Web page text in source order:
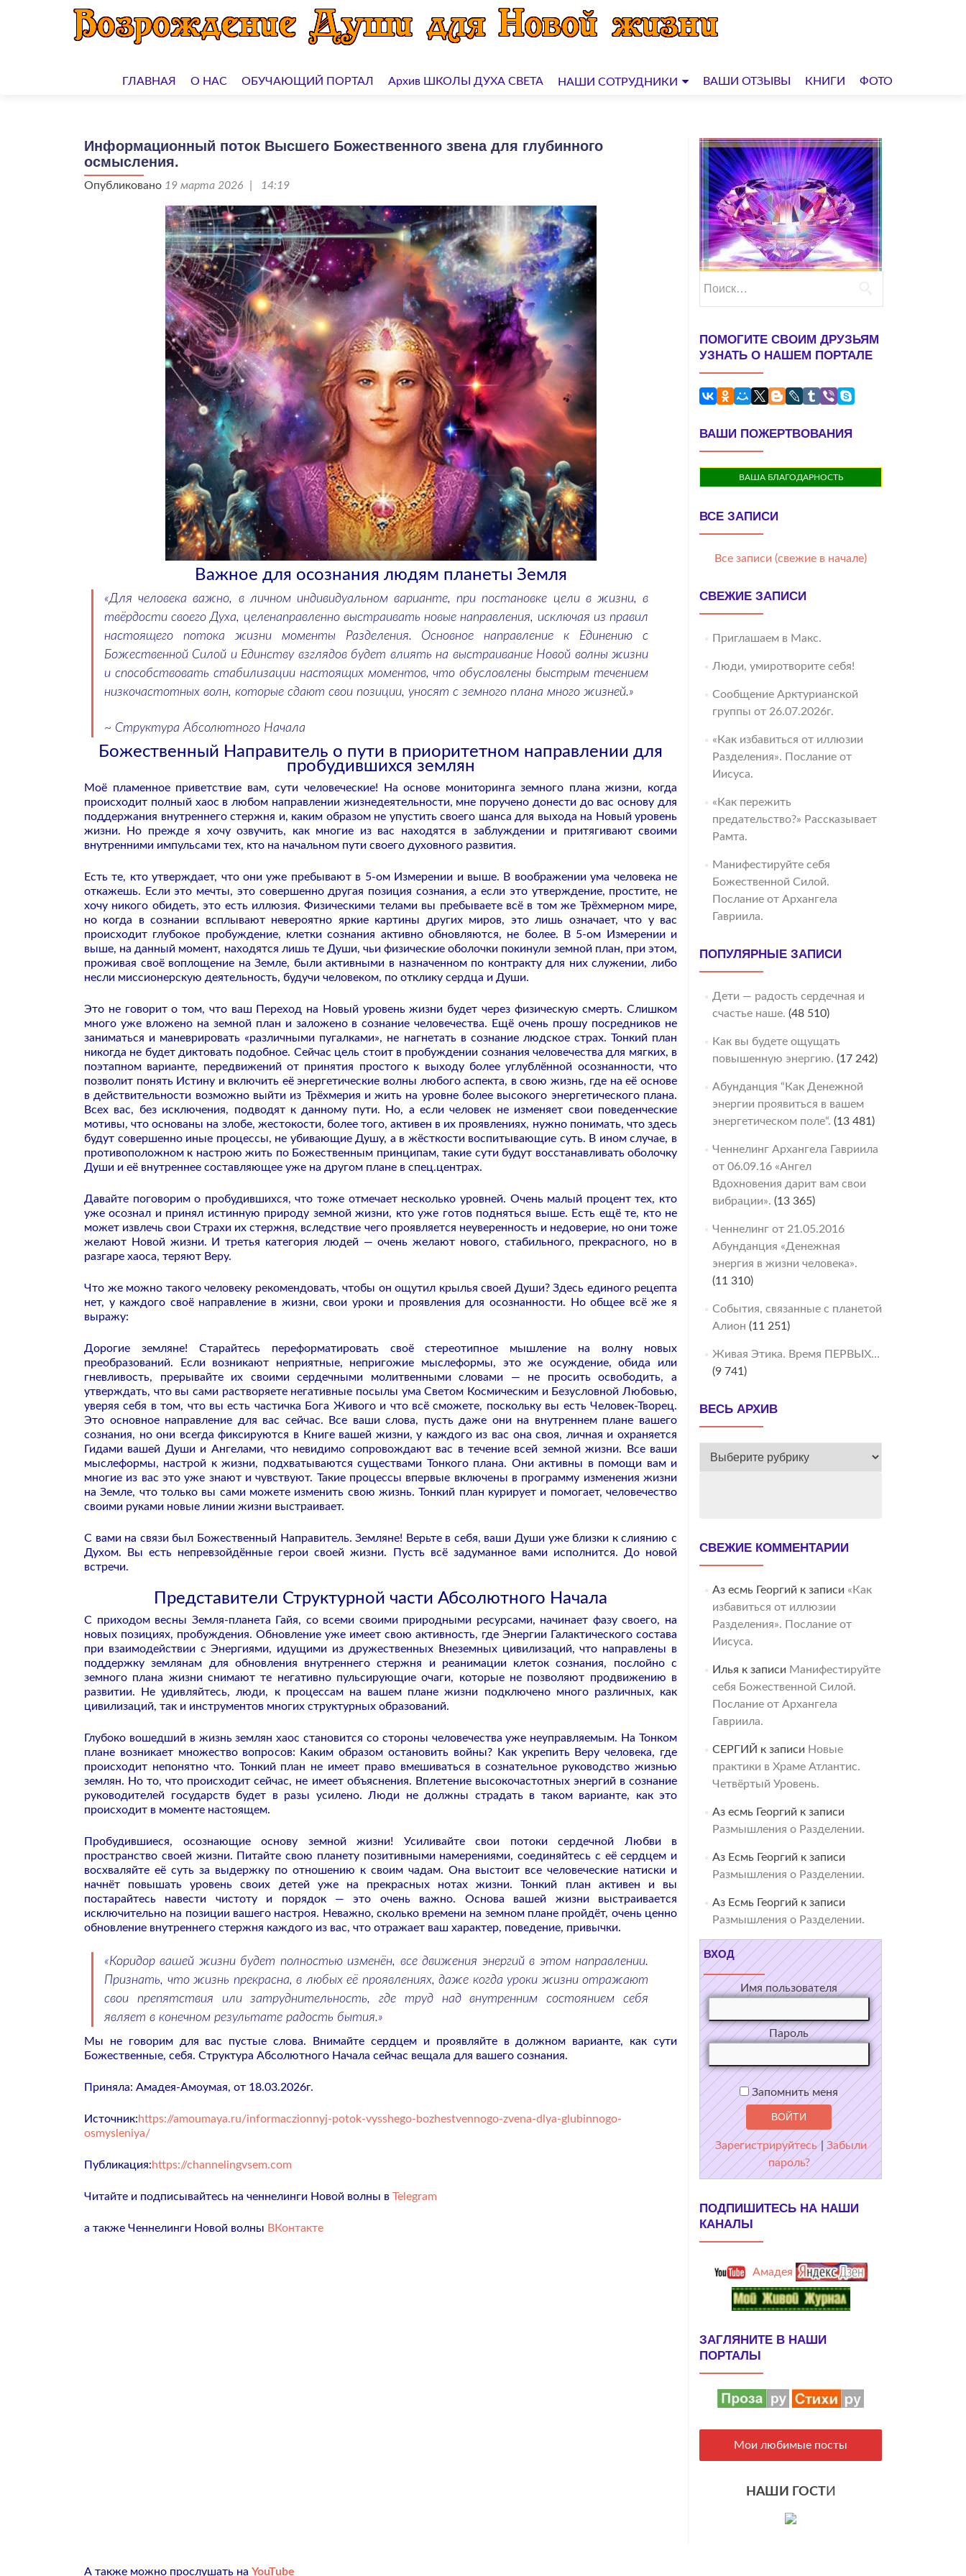
кГЛАВНАЯ О НАС ОБУЧАЮЩИЙ ПОРТАЛ Архив ШКОЛЫ ДУХА СВЕТА НАШИ СОТРУДНИКИ ВАШИ ОТЗЫВЫ КНИГИ ФОТО
Информационный поток Высшего Божественного звена для глубинного
осмысления.
Опубликовано 19 марта 2026 | 14:19
Важное для осознания людям планеты Земля
«Для человека важно, в личном индивидуальном варианте, при постановке цели в жизни, в
твёрдости своего Духа, целенаправленно выстраивать новые направления, исключая из правил
настоящего потока жизни моменты Разделения. Основное направление к Единению с
Божественной Силой и Единству взглядов будет влиять на выстраивание Новой волны жизни
и способствовать стабилизации настоящих моментов, что обусловлены быстрым течением
низкочастотных волн, которые сдают свои позиции, уносят с земного плана много жизней.»
~ Структура Абсолютного Начала
Божественный Направитель о пути в приоритетном направлении для
пробудившихся землян
Моё пламенное приветствие вам, сути человеческие! На основе мониторинга земного плана жизни, когда
происходит полный хаос в любом направлении жизнедеятельности, мне поручено донести до вас основу для
поддержания внутреннего стержня и, каким образом не упустить своего шанса для выхода на Новый уровень
жизни. Но прежде я хочу озвучить, как многие из вас находятся в заблуждении и притягивают своими
внутренними импульсами тех, кто на начальном пути своего духовного развития.
Есть те, кто утверждает, что они уже пребывают в 5-ом Измерении и выше. В воображении ума человека не
откажешь. Если это мечты, это совершенно другая позиция сознания, а если это утверждение, простите, не
хочу никого обидеть, это есть иллюзия. Физическими телами вы пребываете всё в том же Трёхмерном мире,
но когда в сознании всплывают невероятно яркие картины других миров, это лишь означает, что у вас
происходит глубокое пробуждение, клетки сознания активно обновляются, не более. В 5-ом Измерении и
выше, на данный момент, находятся лишь те Души, чьи физические оболочки покинули земной план, при этом,
проживая своё воплощение на Земле, были активными в назначенном по контракту для них служении, либо
несли миссионерскую деятельность, будучи человеком, по отклику сердца и Души.
Это не говорит о том, что ваш Переход на Новый уровень жизни будет через физическую смерть. Слишком
много уже вложено на земной план и заложено в сознание человечества. Ещё очень прошу посредников не
заниматься и маневрировать «различными пугалками», не нагнетать в сознание людское страх. Тонкий план
никогда не будет диктовать подобное. Сейчас цель стоит в пробуждении сознания человечества для мягких, в
поэтапном варианте, передвижений от принятия простого к выходу более углублённой осознанности, что
позволит понять Истину и включить её энергетические волны любого аспекта, в свою жизнь, где на её основе
в действительности возможно выйти из Трёхмерия и жить на уровне более высокого энергетического плана.
Всех вас, без исключения, подводят к данному пути. Но, а если человек не изменяет свои поведенческие
мотивы, что основаны на злобе, жестокости, более того, активен в их проявлениях, нужно понимать, что здесь
будут совершенно иные процессы, не убивающие Душу, а в жёсткости воспитывающие суть. В ином случае, в
противоположном к настрою жить по Божественным принципам, такие сути будут восстанавливать оболочку
Души и её внутреннее составляющее уже на другом плане в спец.центрах.
Давайте поговорим о пробудившихся, что тоже отмечает несколько уровней. Очень малый процент тех, кто
уже осознал и принял истинную природу земной жизни, кто уже готов подняться выше. Есть ещё те, кто не
может извлечь свои Страхи их стержня, вследствие чего проявляется неуверенность и недоверие, но они тоже
желают Новой жизни. И третья категория людей — очень желают нового, стабильного, прекрасного, но в
разгаре хаоса, теряют Веру.
Что же можно такого человеку рекомендовать, чтобы он ощутил крылья своей Души? Здесь единого рецепта
нет, у каждого своё направление в жизни, свои уроки и проявления для осознанности. Но общее всё же я
выражу:
Дорогие земляне! Старайтесь переформатировать своё стереотипное мышление на волну новых
преобразований. Если возникают неприятные, непригожие мыслеформы, это же осуждение, обида или
гневливость, прерывайте их своими сердечными молитвенными словами — не просить освободить, а
утверждать, что вы сами растворяете негативные посылы ума Светом Космическим и Безусловной Любовью,
уверяя себя в том, что вы есть частичка Бога Живого и что всё сможете, поскольку вы есть Человек-Творец.
Это основное направление для вас сейчас. Все ваши слова, пусть даже они на внутреннем плане вашего
сознания, но они всегда фиксируются в Книге вашей жизни, у каждого из вас она своя, личная и охраняется
Гидами вашей Души и Ангелами, что невидимо сопровождают вас в течение всей земной жизни.
Все ваши
мыслеформы, настрой к жизни, подхватываются существами Тонкого плана. Они активны в помощи вам и
многие из вас это уже знают и чувствуют. Такие процессы впервые включены в программу изменения жизни
на Земле, что только вы сами можете изменить свою жизнь. Тонкий план курирует и помогает, человечество
своими руками новые линии жизни выстраивает.
С вами на связи был Божественный Направитель. Земляне! Верьте в себя, ваши Души уже близки к слиянию с
Духом. Вы есть непревзойдённые герои своей жизни. Пусть всё задуманное вами исполнится. До новой
встречи.
Представители Структурной части Абсолютного Начала
С приходом весны Земля-планета Гайя, со всеми своими природными ресурсами, начинает фазу своего, на
новых позициях, пробуждения. Обновление уже имеет свою активность, где Энергии Галактического состава
при взаимодействии с Энергиями, идущими из дружественных Внеземных цивилизаций, что направлены в
поддержку землянам для обновления внутреннего стержня и реанимации клеток сознания, послойно с
земного плана жизни снимают те негативно пульсирующие очаги, которые не позволяют продвижению в
развитии. Не удивляйтесь, люди, к процессам на вашем плане жизни подключено много различных, как
цивилизаций, так и инструментов многих структурных образований.
Глубоко вошедший в жизнь землян хаос становится со стороны человечества уже неуправляемым. На Тонком
плане возникает множество вопросов: Каким образом остановить войны? Как укрепить Веру человека, где
происходит непонятно что. Тонкий план не имеет право вмешиваться в сознательное руководство жизнью
землян. Но то, что происходит сейчас, не имеет объяснения. Вплетение высокочастотных энергий в сознание
руководителей государств будет в разы усилено. Люди не должны страдать в таком варианте, как это
происходит в моменте настоящем.
Пробудившиеся, осознающие основу земной жизни! Усиливайте свои потоки сердечной Любви в
пространство своей жизни. Питайте свою планету позитивными намерениями, соединяйтесь с её сердцем и
восхваляйте её суть за выдержку по отношению к своим чадам. Она выстоит все человеческие натиски и
начнёт повышать уровень своих детей уже на прекрасных нотах жизни. Тонкий план активен и вы
постарайтесь навести чистоту и порядок — это очень важно. Основа вашей жизни выстраивается
исключительно на позиции вашего настроя. Неважно, сколько времени на земном плане пройдёт, очень ценно
обновление внутреннего стержня каждого из вас, что отражает ваш характер, поведение, привычки.
«Коридор вашей жизни будет полностью изменён, все движения энергий в этом направлении.
Признать, что жизнь прекрасна, в любых её проявлениях, даже когда уроки жизни отражают
свои препятствия или затруднительность, где труд над внутренним состоянием себя
являет в конечном результате радость бытия.»
Мы не говорим для вас пустые слова. Внимайте сердцем и проявляйте в должном варианте, как сути
Божественные, себя. Структура Абсолютного Начала сейчас вещала для вашего сознания.
Приняла: Амадея-Амоумая, от 18.03.2026г.
Источник:https://amoumaya.ru/informaczionnyj-potok-vysshego-bozhestvennogo-zvena-dlya-glubinnogo-
osmysleniya/
Публикация:https://channelingvsem.com
Читайте и подписывайтесь на ченнелинги Новой волны в Telegram
а также Ченнелинги Новой волны ВКонтакте
А также можно прослушать на YouTube
ПОМОГИТЕ СВОИМ ДРУЗЬЯМ
УЗНАТЬ О НАШЕМ ПОРТАЛЕ
ВАШИ ПОЖЕРТВОВАНИЯ
ВАША БЛАГОДАРНОСТЬ
ВСЕ ЗАПИСИ
Все записи (свежие в начале)
СВЕЖИЕ ЗАПИСИ
Приглашаем в Макс.
Люди, умиротворите себя!
Сообщение Арктурианской
группы от 26.07.2026г.
«Как избавиться от иллюзии
Разделения». Послание от
Иисуса.
«Как пережить
предательство?» Рассказывает
Рамта.
Манифестируйте себя
Божественной Силой.
Послание от Архангела
Гавриила.
ПОПУЛЯРНЫЕ ЗАПИСИ
Дети — радость сердечная и
счастье наше. (48 510)
Как вы будете ощущать
повышенную энергию. (17 242)
Абунданция “Как Денежной
энергии проявиться в вашем
энергетическом поле“. (13 481)
Ченнелинг Архангела Гавриила
от 06.09.16 «Ангел
Вдохновения дарит вам свои
вибрации». (13 365)
Ченнелинг от 21.05.2016
Абунданция «Денежная
энергия в жизни человека».
(11 310)
События, связанные с планетой
Алион (11 251)
Живая Этика. Время ПЕРВЫХ…
(9 741)
ВЕСЬ АРХИВ
ВЕСЬ
СВЕЖИЕ КОММЕНТАРИИ
Аз есмь Георгий к записи «Как
избавиться от иллюзии
Разделения». Послание от
Иисуса.
Илья к записи Манифестируйте
себя Божественной Силой.
Послание от Архангела
Гавриила.
СЕРГИЙ к записи Новые
практики в Храме Атлантис.
Четвёртый Уровень.
Аз есмь Георгий к записи
Размышления о Разделении.
Аз Есмь Георгий к записи
Размышления о Разделении.
Аз Есмь Георгий к записи
Размышления о Разделении.
ВХОД
Имя пользователя
Пароль
Запомнить меня
Зарегистрируйтесь | Забыли
пароль?
ПОДПИШИТЕСЬ НА НАШИ
КАНАЛЫ
Амадея
ЗАГЛЯНИТЕ В НАШИ
ПОРТАЛЫ
Мои любимые посты
НАШИ ГОСТИ